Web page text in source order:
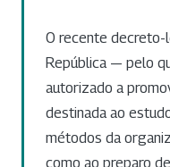
O recente decreto-
República — pelo
autorizado a
destinada ao
métodos da
como ao preparo